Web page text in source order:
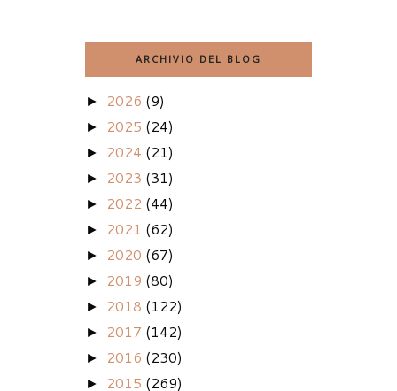
ARCHIVIO DEL BLOG
► 2026 (9)
► 2025 (24)
► 2024 (21)
► 2023 (31)
► 2022 (44)
► 2021 (62)
► 2020 (67)
► 2019 (80)
► 2018 (122)
► 2017 (142)
► 2016 (230)
► 2015 (269)